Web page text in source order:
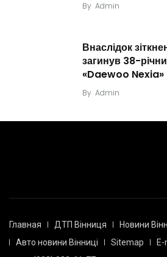
By Admin
Внаслідок
загинув 38-
«Daewoo Nexia»
By Admin
Главная ДТП Вінниця Новини
Авто новини Вінниці
Sitemap